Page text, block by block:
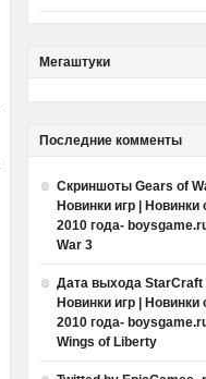
Мегаштуки
Последние комменты
Скриншоты Gears of
Новинки игр | Новинки
2010 года-
War 3
Дата выхода StarCraft
Новинки игр | Новинки
2010 года-
Wings of Liberty